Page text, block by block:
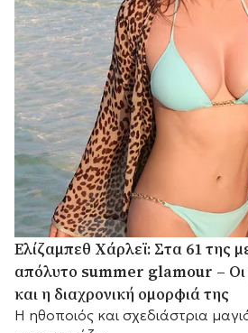
Ελίζαμπεθ Χάρλεϊ: Στα 61 της
απόλυτο summer glamour – Οι
και η διαχρονική ομορφιά της
Η ηθοποιός και σχεδιάστρια